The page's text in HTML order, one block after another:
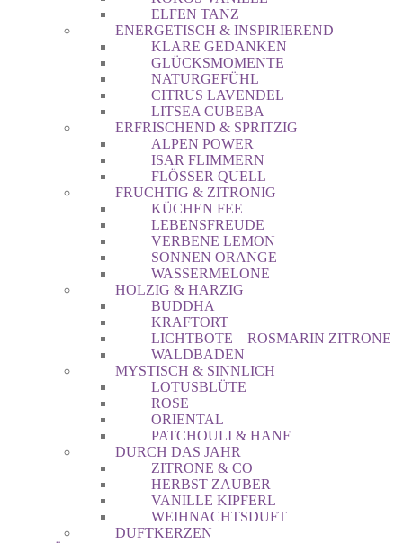
ELFEN TANZ
ENERGETISCH & INSPIRIEREND
KLARE GEDANKEN
GLÜCKSMOMENTE
NATURGEFÜHL
CITRUS LAVENDEL
LITSEA CUBEBA
ERFRISCHEND & SPRITZIG
ALPEN POWER
ISAR FLIMMERN
FLÖSSER QUELL
FRUCHTIG & ZITRONIG
KÜCHEN FEE
LEBENSFREUDE
VERBENE LEMON
SONNEN ORANGE
WASSERMELONE
HOLZIG & HARZIG
BUDDHA
KRAFTORT
LICHTBOTE – ROSMARIN ZITRONE
WALDBADEN
MYSTISCH & SINNLICH
LOTUSBLÜTE
ROSE
ORIENTAL
PATCHOULI & HANF
DURCH DAS JAHR
ZITRONE & CO
HERBST ZAUBER
VANILLE KIPFERL
WEIHNACHTSDUFT
DUFTKERZEN